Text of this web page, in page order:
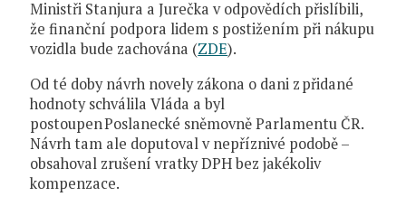
Ministři Stanjura a Jurečka v odpovědích přislíbili,
že finanční podpora lidem s postižením při nákupu
vozidla bude zachována (ZDE).
Od té doby návrh novely zákona o dani z přidané
hodnoty schválila Vláda a byl
postoupen Poslanecké sněmovně Parlamentu ČR.
Návrh tam ale doputoval v nepříznivé podobě –
obsahoval zrušení vratky DPH bez jakékoliv
kompenzace.